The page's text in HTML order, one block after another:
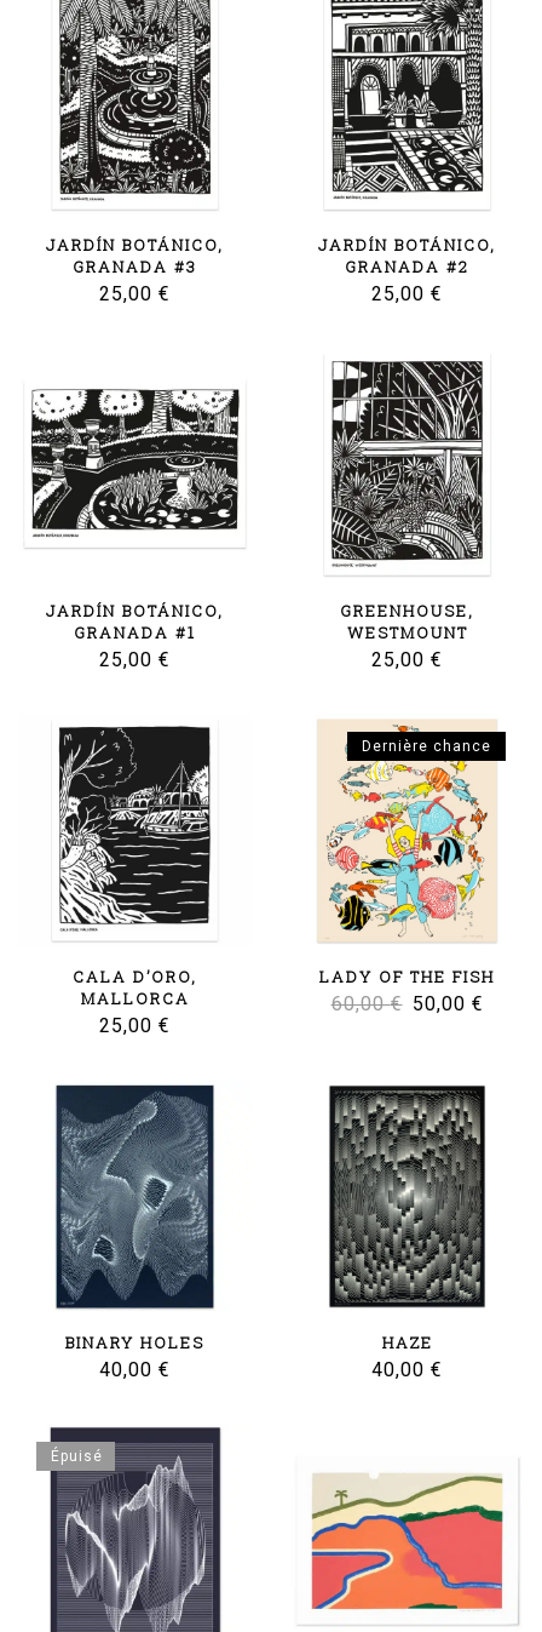
JARDÍN BOTÁNICO,
GRANADA #3
25,00 €
JARDÍN BOTÁNICO,
GRANADA #2
25,00 €
JARDÍN BOTÁNICO,
GRANADA #1
25,00 €
GREENHOUSE,
WESTMOUNT
25,00 €
CALA D’ORO,
MALLORCA
25,00 €
Dernière chance
LADY OF THE FISH
60,00€ Le
était :
60,00 €.
50,00 €
BINARY HOLES
40,00 €
HAZE
40,00 €
Épuisé